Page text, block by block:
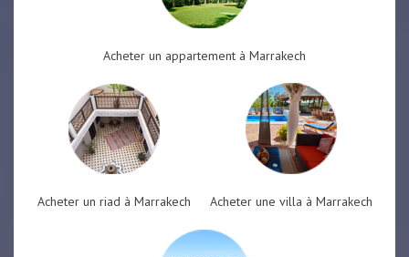
Acheter un appartement à Marrakech
Acheter un riad à Marrakech Acheter une villa à Marrakech